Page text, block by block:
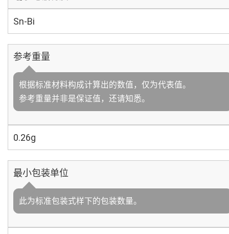
Sn-Bi
参考重量
根据标准材料构成计算出的数值，仅为代表值。
参考重量并非是保证值，还请知悉。
0.26g
最小包装单位
此为标准包装式样下的包装数量。